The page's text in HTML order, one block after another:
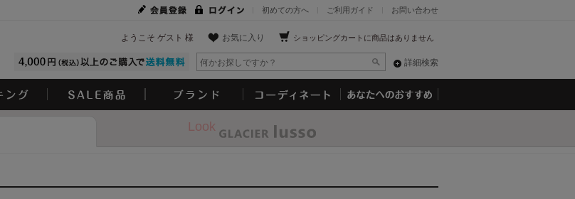
お問い合わせ
ご利用ガイド
初めての方へ
ショッピングカートに商品はありません
お気に入り
ようこそ ゲスト 様
詳細検索
Look